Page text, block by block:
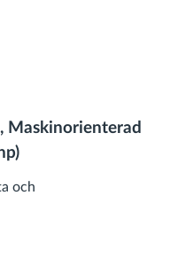
Maskinorienterad
och